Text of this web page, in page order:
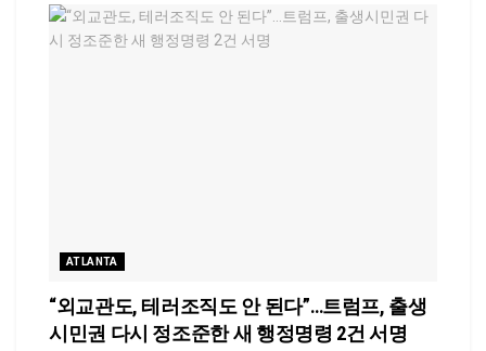
ATLANTA
“외교관도, 테러조직도 안 된다”…트럼프, 출생
시민권 다시 정조준한 새 행정명령 2건 서명